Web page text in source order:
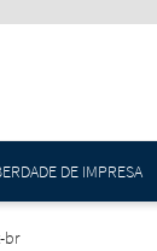
DE IMPRESA
br